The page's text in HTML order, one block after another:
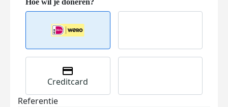
Creditcard
Referentie